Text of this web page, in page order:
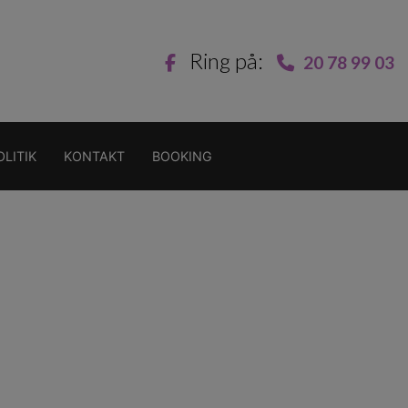
Ring på: 20 78 99 03
KONTAKT BOOKING